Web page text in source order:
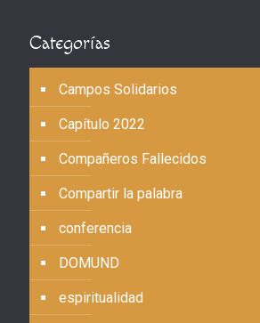
Categorías
Campos Solidarios
Capítulo 2022
Compañeros Fallecidos
Compartir la palabra
conferencia
DOMUND
espiritualidad